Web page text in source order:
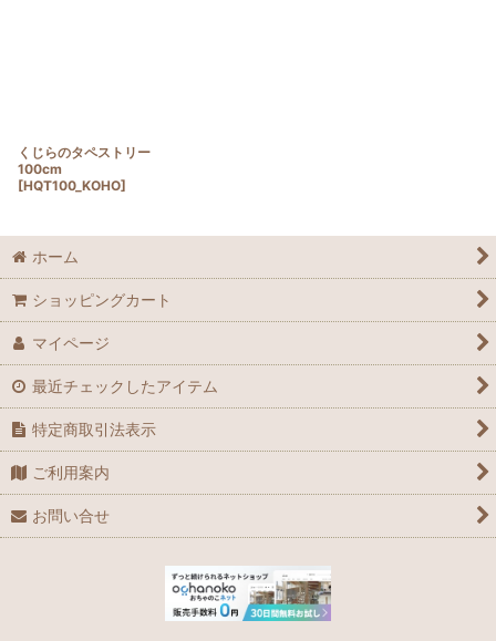
くじらのタペストリー
100cm
[HQT100_KOHO]
ホーム
ショッピングカート
マイページ
最近チェックしたアイテム
特定商取引法表示
ご利用案内
お問い合せ